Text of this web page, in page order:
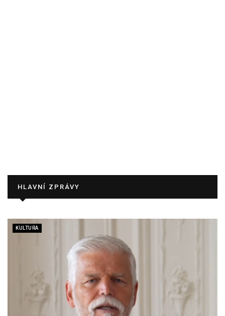
HLAVNÍ ZPRÁVY
KULTURA